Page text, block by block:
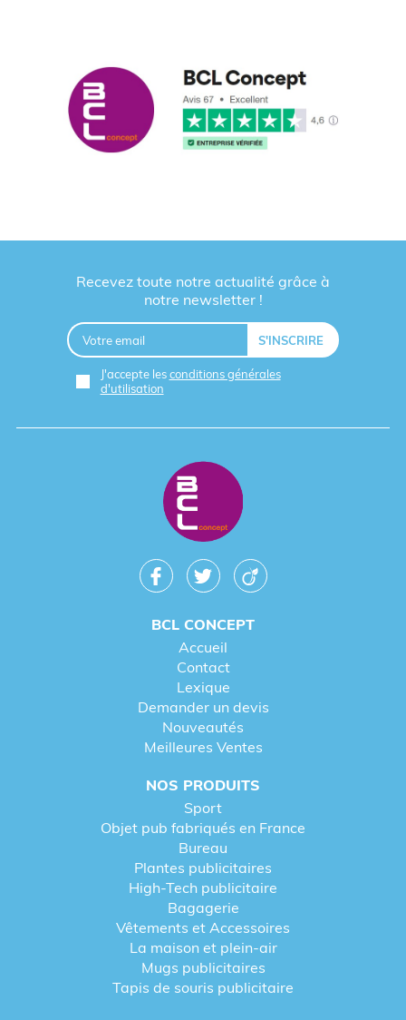
Recevez toute notre actualité grâce à
notre newsletter !
J'accepte lesconditions générales
d'utilisation
BCL CONCEPT
Accueil
Contact
Lexique
Demander un devis
Nouveautés
Meilleures Ventes
NOS PRODUITS
Sport
Objet pub fabriqués en France
Bureau
Plantes publicitaires
High-Tech publicitaire
Bagagerie
Vêtements et Accessoires
La maison et plein-air
Mugs publicitaires
Tapis de souris publicitaire